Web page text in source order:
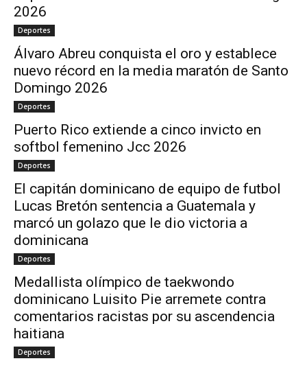
2026
Deportes
Álvaro Abreu conquista el oro y establece
nuevo récord en la media maratón de Santo
Domingo 2026
Deportes
Puerto Rico extiende a cinco invicto en
softbol femenino Jcc 2026
Deportes
El capitán dominicano de equipo de futbol
Lucas Bretón sentencia a Guatemala y
marcó un golazo que le dio victoria a
dominicana
Deportes
Medallista olímpico de taekwondo
dominicano Luisito Pie arremete contra
comentarios racistas por su ascendencia
haitiana
Deportes